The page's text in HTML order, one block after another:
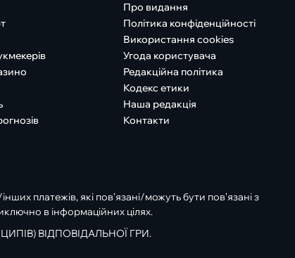
Про видання
Політика конфіденційності
Використання cookies
Угода користувача
Редакційна політика
Кодекс етики
Наша редакція
Контакти
платежів, які пов’язані/можуть бути пов’язані з
в інформаційних цілях.
ВІДПОВІДАЛЬНОЇ ГРИ.